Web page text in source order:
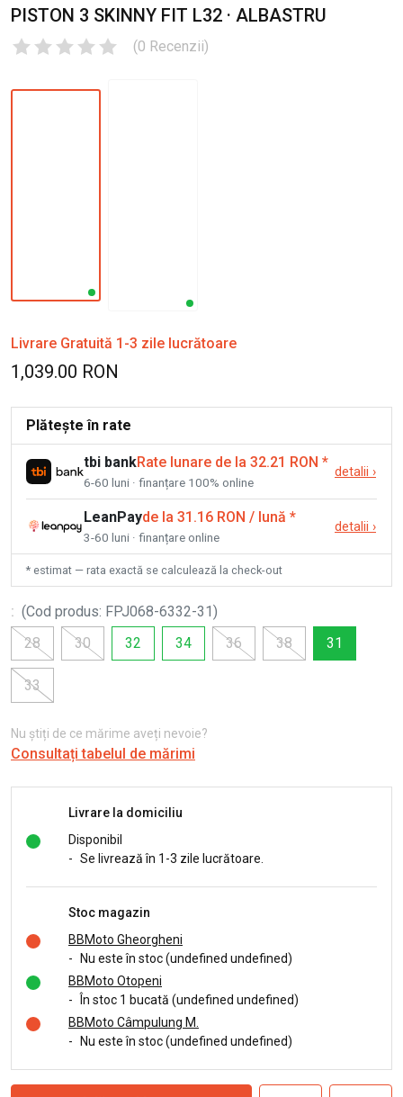
PISTON 3 SKINNY FIT L32 · ALBASTRU
(0 Recenzii)
Livrare Gratuită 1-3 zile lucrătoare
1,039.00 RON
Plătește în rate
tbi bankRate lunare de la 32.21 RON *
6-60 luni · finanțare 100% online
detalii ›
LeanPayde la 31.16 RON / lună *
3-60 luni · finanțare online
detalii ›
* estimat — rata exactă se calculează la check-out
: (Cod produs: FPJ068-6332-31)
28
30 32 34 36 38 31
33
Nu știți de ce mărime aveți nevoie?
Consultați tabelul de mărimi
Livrare la domiciliu
Disponibil
- Se livrează în 1-3 zile lucrătoare.
Stoc magazin
BBMoto Gheorgheni
-
Nu este în stoc (undefined undefined)
BBMoto Otopeni
-
În stoc 1 bucată (undefined undefined)
BBMoto Câmpulung M.
-
Nu este în stoc (undefined undefined)